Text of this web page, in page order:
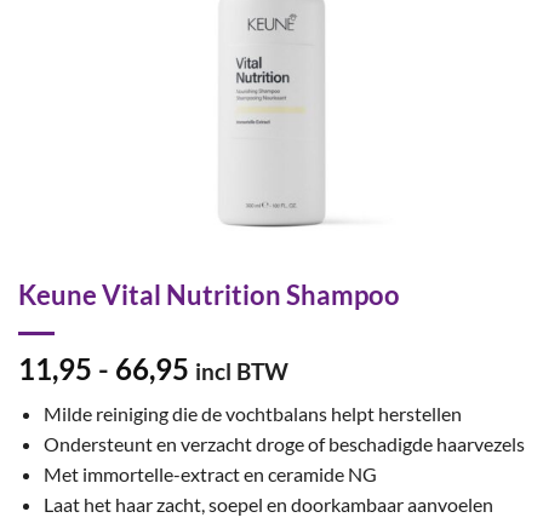
Keune Vital Nutrition Shampoo
11,95 - 66,95 Prijsklasse:
tot
€66,95
incl BTW
Milde reiniging die de vochtbalans helpt herstellen
Ondersteunt en verzacht droge of beschadigde haarvezels
Met immortelle-extract en ceramide NG
Laat het haar zacht, soepel en doorkambaar aanvoelen